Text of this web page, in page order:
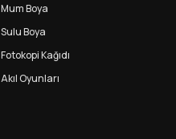
Mum Boya
Sulu Boya
Fotokopi Kağıdı
Akıl Oyunları